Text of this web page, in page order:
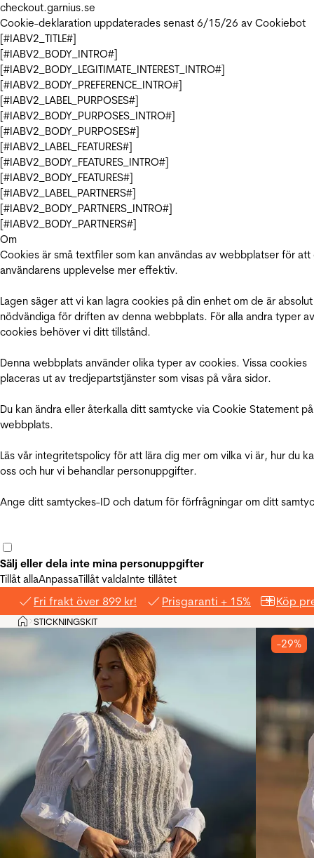
checkout.garnius.se
Cookie-deklaration uppdaterades senast 6/15/26 av Cookiebot
[#IABV2_TITLE#]
[#IABV2_BODY_INTRO#]
[#IABV2_BODY_LEGITIMATE_INTEREST_INTRO#]
[#IABV2_BODY_PREFERENCE_INTRO#]
[#IABV2_LABEL_PURPOSES#]
[#IABV2_BODY_PURPOSES_INTRO#]
[#IABV2_BODY_PURPOSES#]
[#IABV2_LABEL_FEATURES#]
[#IABV2_BODY_FEATURES_INTRO#]
[#IABV2_BODY_FEATURES#]
[#IABV2_LABEL_PARTNERS#]
[#IABV2_BODY_PARTNERS_INTRO#]
[#IABV2_BODY_PARTNERS#]
Om
Cookies är små textfiler som kan användas av webbplatser för att
användarens upplevelse mer effektiv.
Lagen säger att vi kan lagra cookies på din enhet om de är absolut
nödvändiga för driften av denna webbplats. För alla andra typer av
cookies behöver vi ditt tillstånd.
Denna webbplats använder olika typer av cookies. Vissa cookies
placeras ut av tredjepartstjänster som visas på våra sidor.
Du kan ändra eller återkalla ditt samtycke via Cookie Statement
webbplats.
Läs vår integritetspolicy för att lära dig mer om vilka vi är, hur du
oss och hur vi behandlar personuppgifter.
Ange ditt samtyckes-ID och datum för förfrågningar om ditt
Sälj eller dela inte mina personuppgifter
Tillåt allaAnpassaTillåt valdaInte tillåtet
Fri frakt över 899 kr! Prisgaranti + 15% Köp
Hem
>STICKNINGSKIT
-29%